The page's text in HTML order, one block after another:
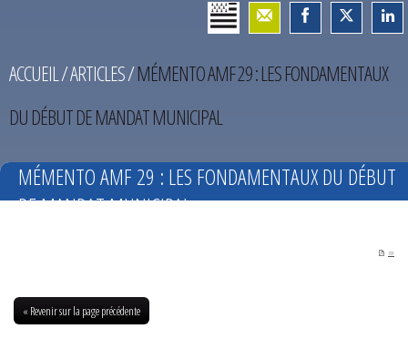
ACCUEIL/ARTICLES/MÉMENTO AMF 29 : LES FONDAMENTAUX
DU DÉBUT DE MANDAT MUNICIPAL
MÉMENTO AMF 29 : LES FONDAMENTAUX DU DÉBUT
DE MANDAT MUNICIPAL
PDF
« Revenir sur la page précédente